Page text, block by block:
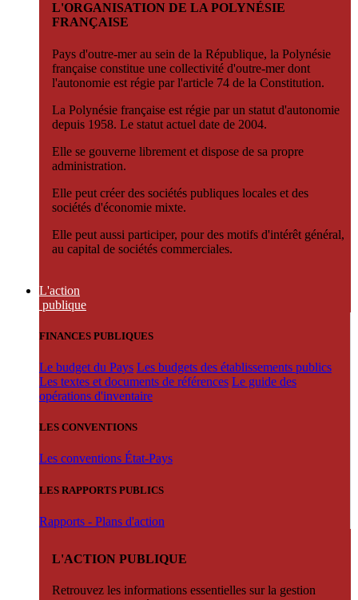
L'ORGANISATION DE LA POLYNÉSIE
FRANÇAISE
Pays d'outre-mer au sein de la République, la Polynésie
française constitue une collectivité d'outre-mer dont
l'autonomie est régie par l'article 74 de la Constitution.
La Polynésie française est régie par un statut d'autonomie
depuis 1958. Le statut actuel date de 2004.
Elle se gouverne librement et dispose de sa propre
administration.
Elle peut créer des sociétés publiques locales et des
sociétés d'économie mixte.
Elle peut aussi participer, pour des motifs d'intérêt général,
au capital de sociétés commerciales.
L'action
publique
FINANCES PUBLIQUES
Le budget du Pays Les budgets des établissements publics
Les textes et documents de références Le guide des
opérations d'inventaire
LES CONVENTIONS
Les conventions État-Pays
LES RAPPORTS PUBLICS
Rapports - Plans d'action
L'ACTION PUBLIQUE
Retrouvez les informations essentielles sur la gestion